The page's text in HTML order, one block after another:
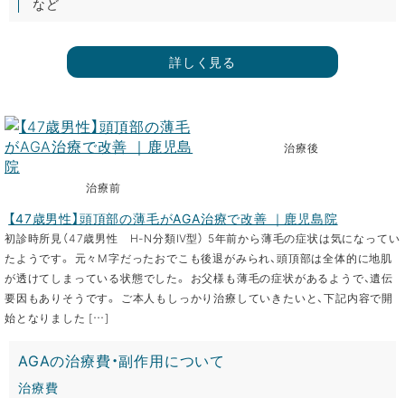
詳しく見る
治療前
治療後
【47歳男性】頭頂部の薄毛がAGA治療で改善 ｜鹿児島院
初診時所見（47歳男性 H-N分類Ⅳ型） 5年前から薄毛の症状は気になってい
たようです。 元々M字だったおでこも後退がみられ、頭頂部は全体的に地肌
が透けてしまっている状態でした。 お父様も薄毛の症状があるようで、遺伝
要因もありそうです。 ご本人もしっかり治療していきたいと、下記内容で開
始となりました […]
AGAの治療費・副作用について
治療費